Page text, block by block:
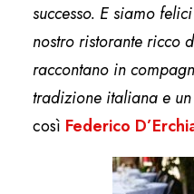
successo. E siamo
nostro ristorante ricco
raccontano in
tradizione italiana e
così Federico